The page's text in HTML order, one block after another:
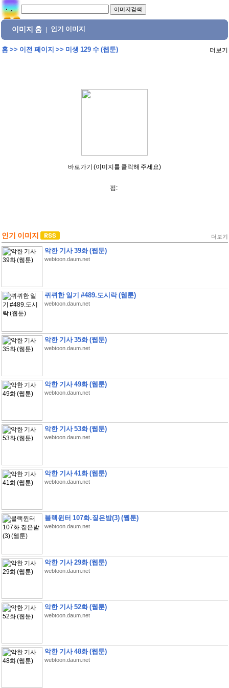
이미지 홈 인기 이미지
홈>> 이전 페이지 >> 미생 129 수 (웹툰) 더보기
바로가기 (이미지를 클릭해 주세요)
펌:
인기 이미지 더보기
악한 기사 39화 (웹툰)
webtoon.daum.net
퀴퀴한 일기 #489.도시락 (웹툰)
webtoon.daum.net
악한 기사 35화 (웹툰)
webtoon.daum.net
악한 기사 49화 (웹툰)
webtoon.daum.net
악한 기사 53화 (웹툰)
webtoon.daum.net
악한 기사 41화 (웹툰)
webtoon.daum.net
블랙윈터 107화.짙은밤(3) (웹툰)
webtoon.daum.net
악한 기사 29화 (웹툰)
webtoon.daum.net
악한 기사 52화 (웹툰)
webtoon.daum.net
악한 기사 48화 (웹툰)
webtoon.daum.net